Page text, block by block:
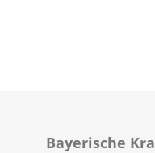
Bayerische